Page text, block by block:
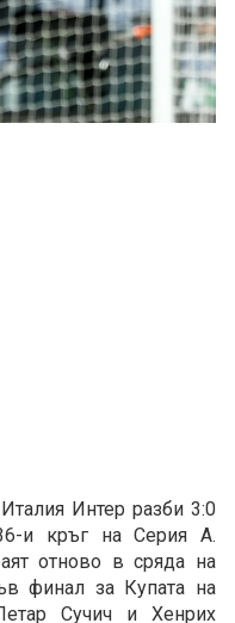
Интер разби 3:0
и кръг на Серия А.
отново в сряда на
финал за Купата на
Сучич и Хенрих